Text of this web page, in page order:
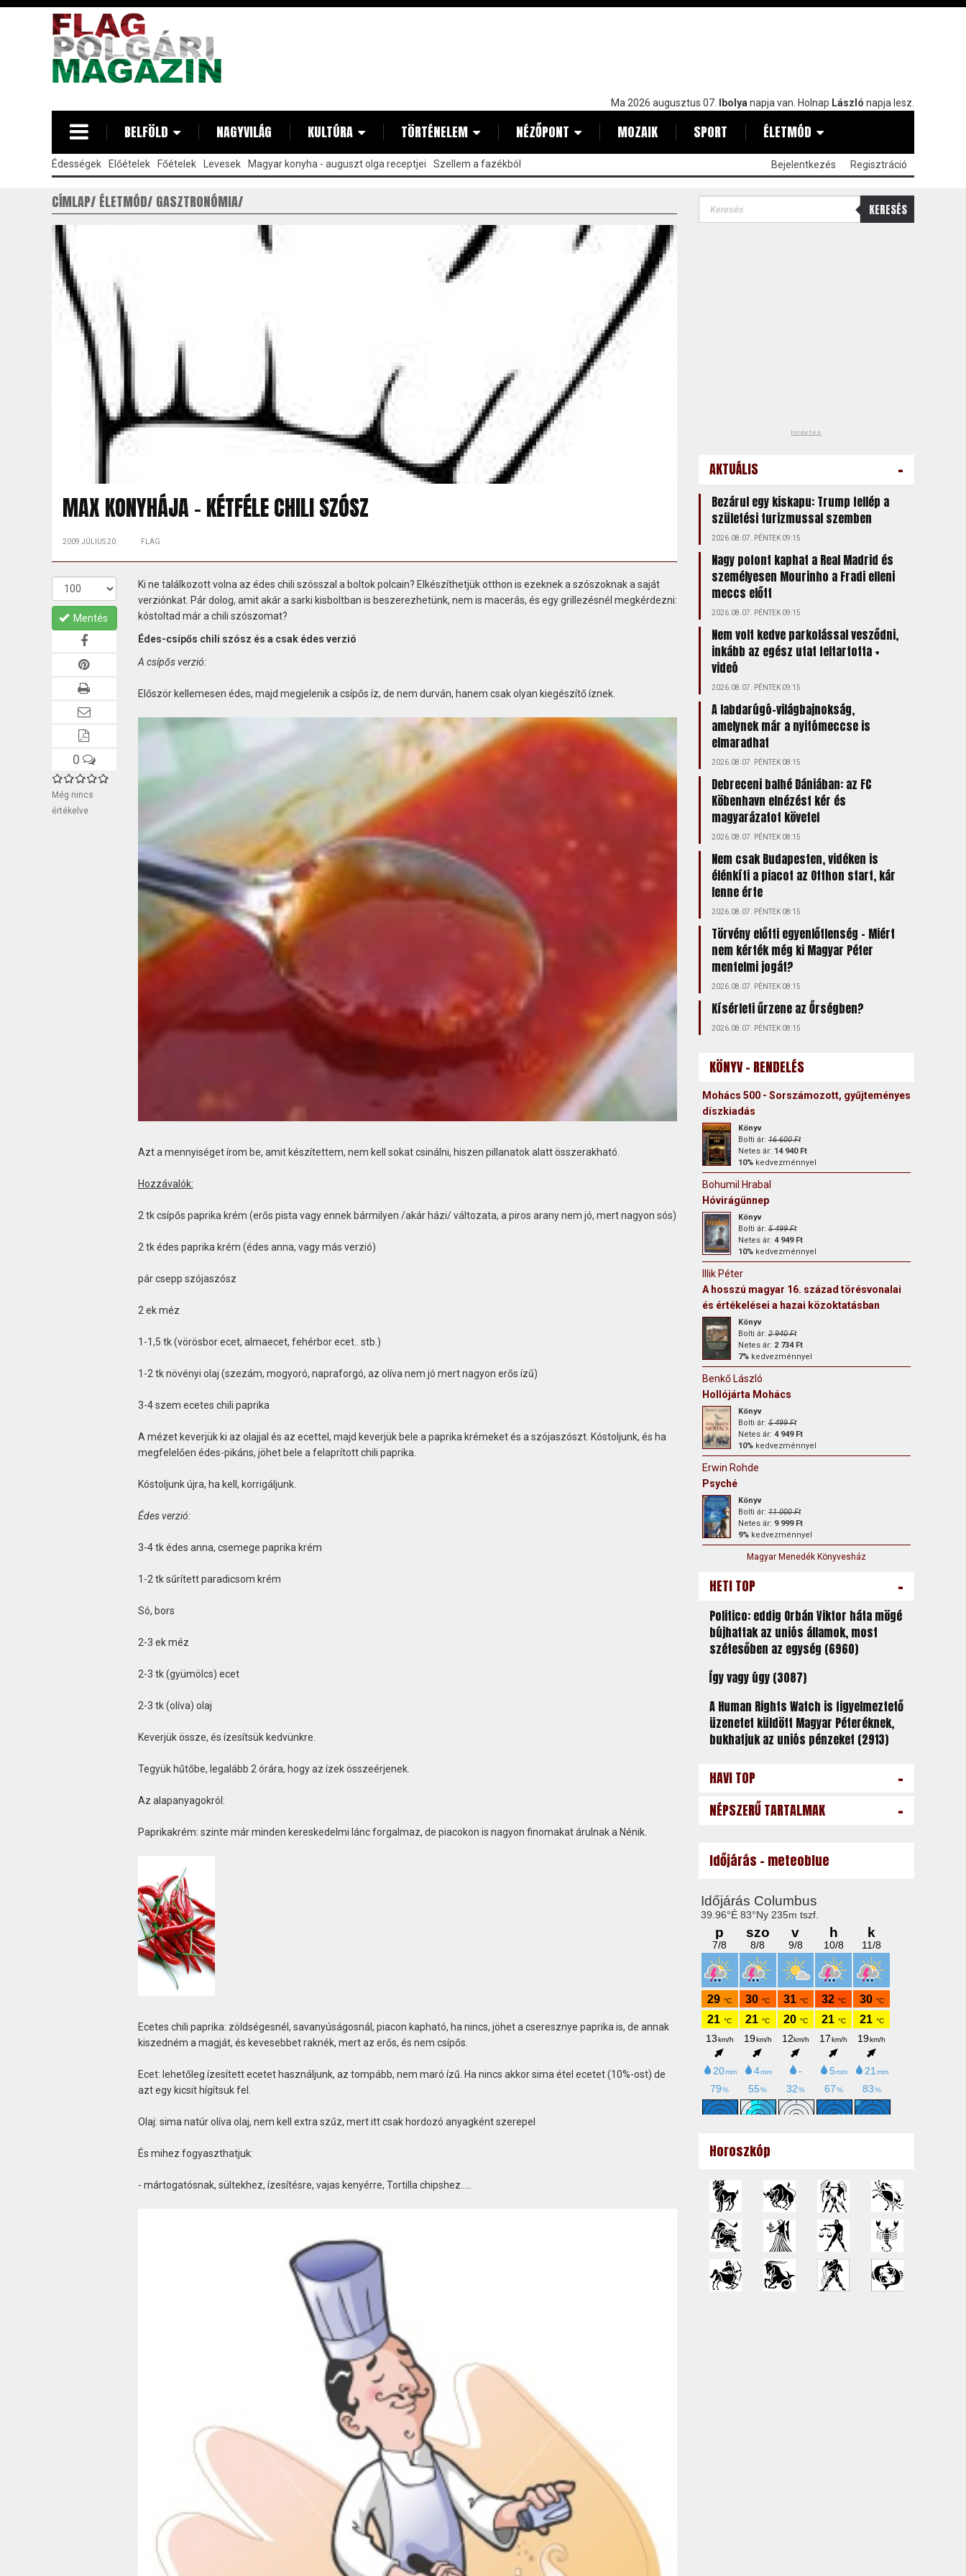
Ma 2026 augusztus 07. Ibolya napja van. Holnap László napja lesz.
BELFÖLD NAGYVILÁG KULTÚRA TÖRTÉNELEM NÉZŐPONT MOZAIK SPORT ÉLETMÓD
Édességek Előételek Főételek Levesek Magyar konyha - auguszt olga receptjei Szellem a fazékból Bejelentkezés Regisztráció
CÍMLAP ÉLETMÓD GASZTRONÓMIA
MAX KONYHÁJA - KÉTFÉLE CHILI SZÓSZ
2009 JÚLIUS 20. FLAG
Mentés
0
Még nincs
értékelve
Ki ne találkozott volna az édes chili szósszal a boltok polcain? Elkészíthetjük otthon is ezeknek a szószoknak a saját
verziónkat. Pár dolog, amit akár a sarki kisboltban is beszerezhetünk, nem is macerás, és egy grillezésnél megkérdezni:
kóstoltad már a chili szószomat?
Édes-csípős chili szósz és a csak édes verzió
A csípős verzió:
Először kellemesen édes, majd megjelenik a csípős íz, de nem durván, hanem csak olyan kiegészítő íznek.
Azt a mennyiséget írom be, amit készítettem, nem kell sokat csinálni, hiszen pillanatok alatt összerakható.
Hozzávalók:
2 tk csípős paprika krém (erős pista vagy ennek bármilyen /akár házi/ változata, a piros arany nem jó, mert nagyon sós)
2 tk édes paprika krém (édes anna, vagy más verzió)
pár csepp szójaszósz
2 ek méz
1-1,5 tk (vörösbor ecet, almaecet, fehérbor ecet.. stb.)
1-2 tk növényi olaj (szezám, mogyoró, napraforgó, az olíva nem jó mert nagyon erős ízű)
3-4 szem ecetes chili paprika
A mézet keverjük ki az olajjal és az ecettel, majd keverjük bele a paprika krémeket és a szójaszószt. Kóstoljunk, és ha
megfelelően édes-pikáns, jöhet bele a felaprított chili paprika.
Kóstoljunk újra, ha kell, korrigáljunk.
Édes verzió:
3-4 tk édes anna, csemege paprika krém
1-2 tk sűrített paradicsom krém
Só, bors
2-3 ek méz
2-3 tk (gyümölcs) ecet
2-3 tk (olíva) olaj
Keverjük össze, és ízesítsük kedvünkre.
Tegyük hűtőbe, legalább 2 órára, hogy az ízek összeérjenek.
Az alapanyagokról:
Paprikakrém: szinte már minden kereskedelmi lánc forgalmaz, de piacokon is nagyon finomakat árulnak a Nénik.
Ecetes chili paprika: zöldségesnél, savanyúságosnál, piacon kapható, ha nincs, jöhet a cseresznye paprika is, de annak
kiszedném a magját, és kevesebbet raknék, mert az erős, és nem csípős.
Ecet: lehetőleg ízesített ecetet használjunk, az tompább, nem maró ízű. Ha nincs akkor sima étel ecetet (10%-ost) de
azt egy kicsit hígítsuk fel.
Olaj: sima natúr olíva olaj, nem kell extra szűz, mert itt csak hordozó anyagként szerepel
És mihez fogyaszthatjuk:
- mártogatósnak, sültekhez, ízesítésre, vajas kenyérre, Tortilla chipshez.....
KERESÉS
hirdetés
AKTUÁLIS -
Bezárul egy kiskapu: Trump fellép a
születési turizmussal szemben
2026.08.07. PÉNTEK 09:15
Nagy pofont kaphat a Real Madrid és
személyesen Mourinho a Fradi elleni
meccs előtt
2026.08.07. PÉNTEK 09:15
Nem volt kedve parkolással vesződni,
inkább az egész utat feltartotta +
videó
2026.08.07. PÉNTEK 09:15
A labdarúgó-világbajnokság,
amelynek már a nyitómeccse is
elmaradhat
2026.08.07. PÉNTEK 08:15
Debreceni balhé Dániában: az FC
Köbenhavn elnézést kér és
magyarázatot követel
2026.08.07. PÉNTEK 08:15
Nem csak Budapesten, vidéken is
élénkíti a piacot az Otthon start, kár
lenne érte
2026.08.07. PÉNTEK 08:15
Törvény előtti egyenlőtlenség – Miért
nem kérték még ki Magyar Péter
mentelmi jogát?
2026.08.07. PÉNTEK 08:15
Kísérleti űrzene az Őrségben?
2026.08.07. PÉNTEK 08:15
KÖNYV - RENDELÉS
Mohács 500 - Sorszámozott, gyűjteményes
díszkiadás
Könyv
Bolti ár:16 600 Ft
Netes ár: 14 940 Ft
10%kedvezménnyel
Bohumil Hrabal
Hóvirágünnep
Könyv
Bolti ár:5 499 Ft
Netes ár: 4 949 Ft
10%kedvezménnyel
Illik Péter
A hosszú magyar 16. század törésvonalai
és értékelései a hazai közoktatásban
Könyv
Bolti ár:2 940 Ft
Netes ár: 2 734 Ft
7%kedvezménnyel
Benkő László
Hollójárta Mohács
Könyv
Bolti ár:5 499 Ft
Netes ár: 4 949 Ft
10%kedvezménnyel
Erwin Rohde
Psyché
Könyv
Bolti ár:11 000 Ft
Netes ár: 9 999 Ft
9%kedvezménnyel
Magyar Menedék Könyvesház
HETI TOP -
Politico: eddig Orbán Viktor háta mögé
bújhattak az uniós államok, most
szétesőben az egység (6960)
Így vagy úgy (3087)
A Human Rights Watch is figyelmeztető
üzenetet küldött Magyar Péteréknek,
bukhatjuk az uniós pénzeket (2913)
HAVI TOP -
NÉPSZERŰ TARTALMAK -
Időjárás - meteoblue
Horoszkóp